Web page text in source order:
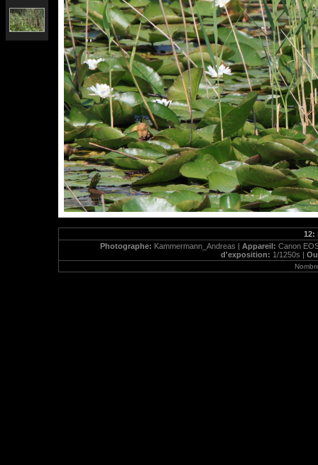
12:
Photographe: Kammermann_Andreas | Appareil: Canon
d'exposition: 1/1250s |